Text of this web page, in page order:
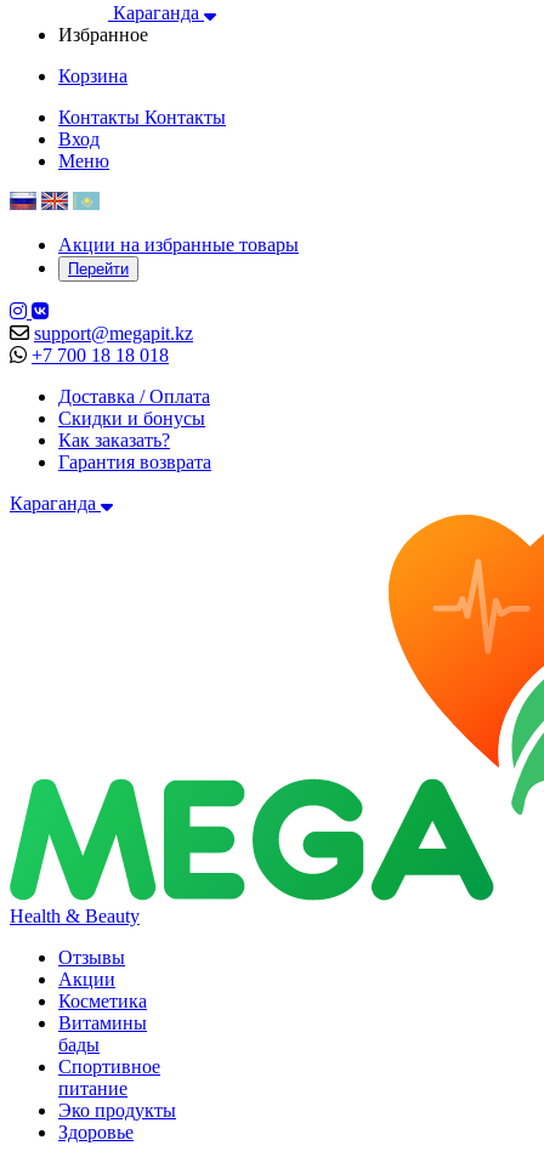
Караганда
Избранное
Корзина
Контакты Контакты
Вход
Меню
Акции на избранные товары
Перейти
support@megapit.kz
+7 700 18 18 018
Доставка / Оплата
Скидки и бонусы
Как заказать?
Гарантия возврата
Караганда
Health & Beauty
Отзывы
Акции
Косметика
Витамины
бады
Спортивное
питание
Эко продукты
Здоровье